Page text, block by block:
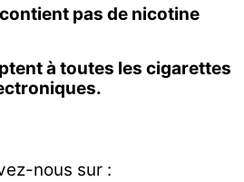
pas de nicotine
à toutes les cigarettes
nous sur :